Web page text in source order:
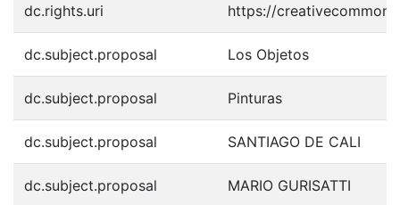
dc.rights.uri https://
dc.subject.proposal Los Objetos
dc.subject.proposal Pinturas
dc.subject.proposal SANTIAGO DE CALI
dc.subject.proposal MARIO GURISATTI